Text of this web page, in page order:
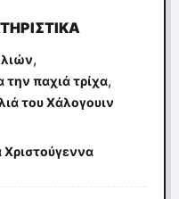
,
την παχιά τρίχα,
του Χάλογουιν
Χριστούγεννα